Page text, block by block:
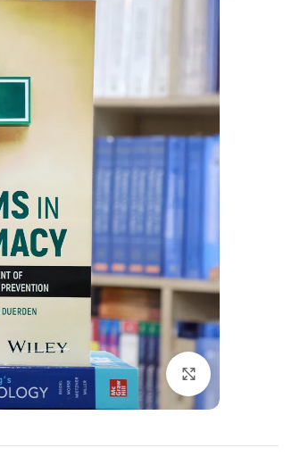
اضغط للتكبير